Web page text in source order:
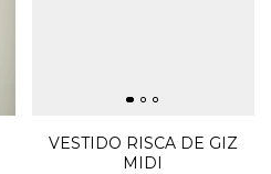
VESTIDO RISCA DE GIZ
MIDI